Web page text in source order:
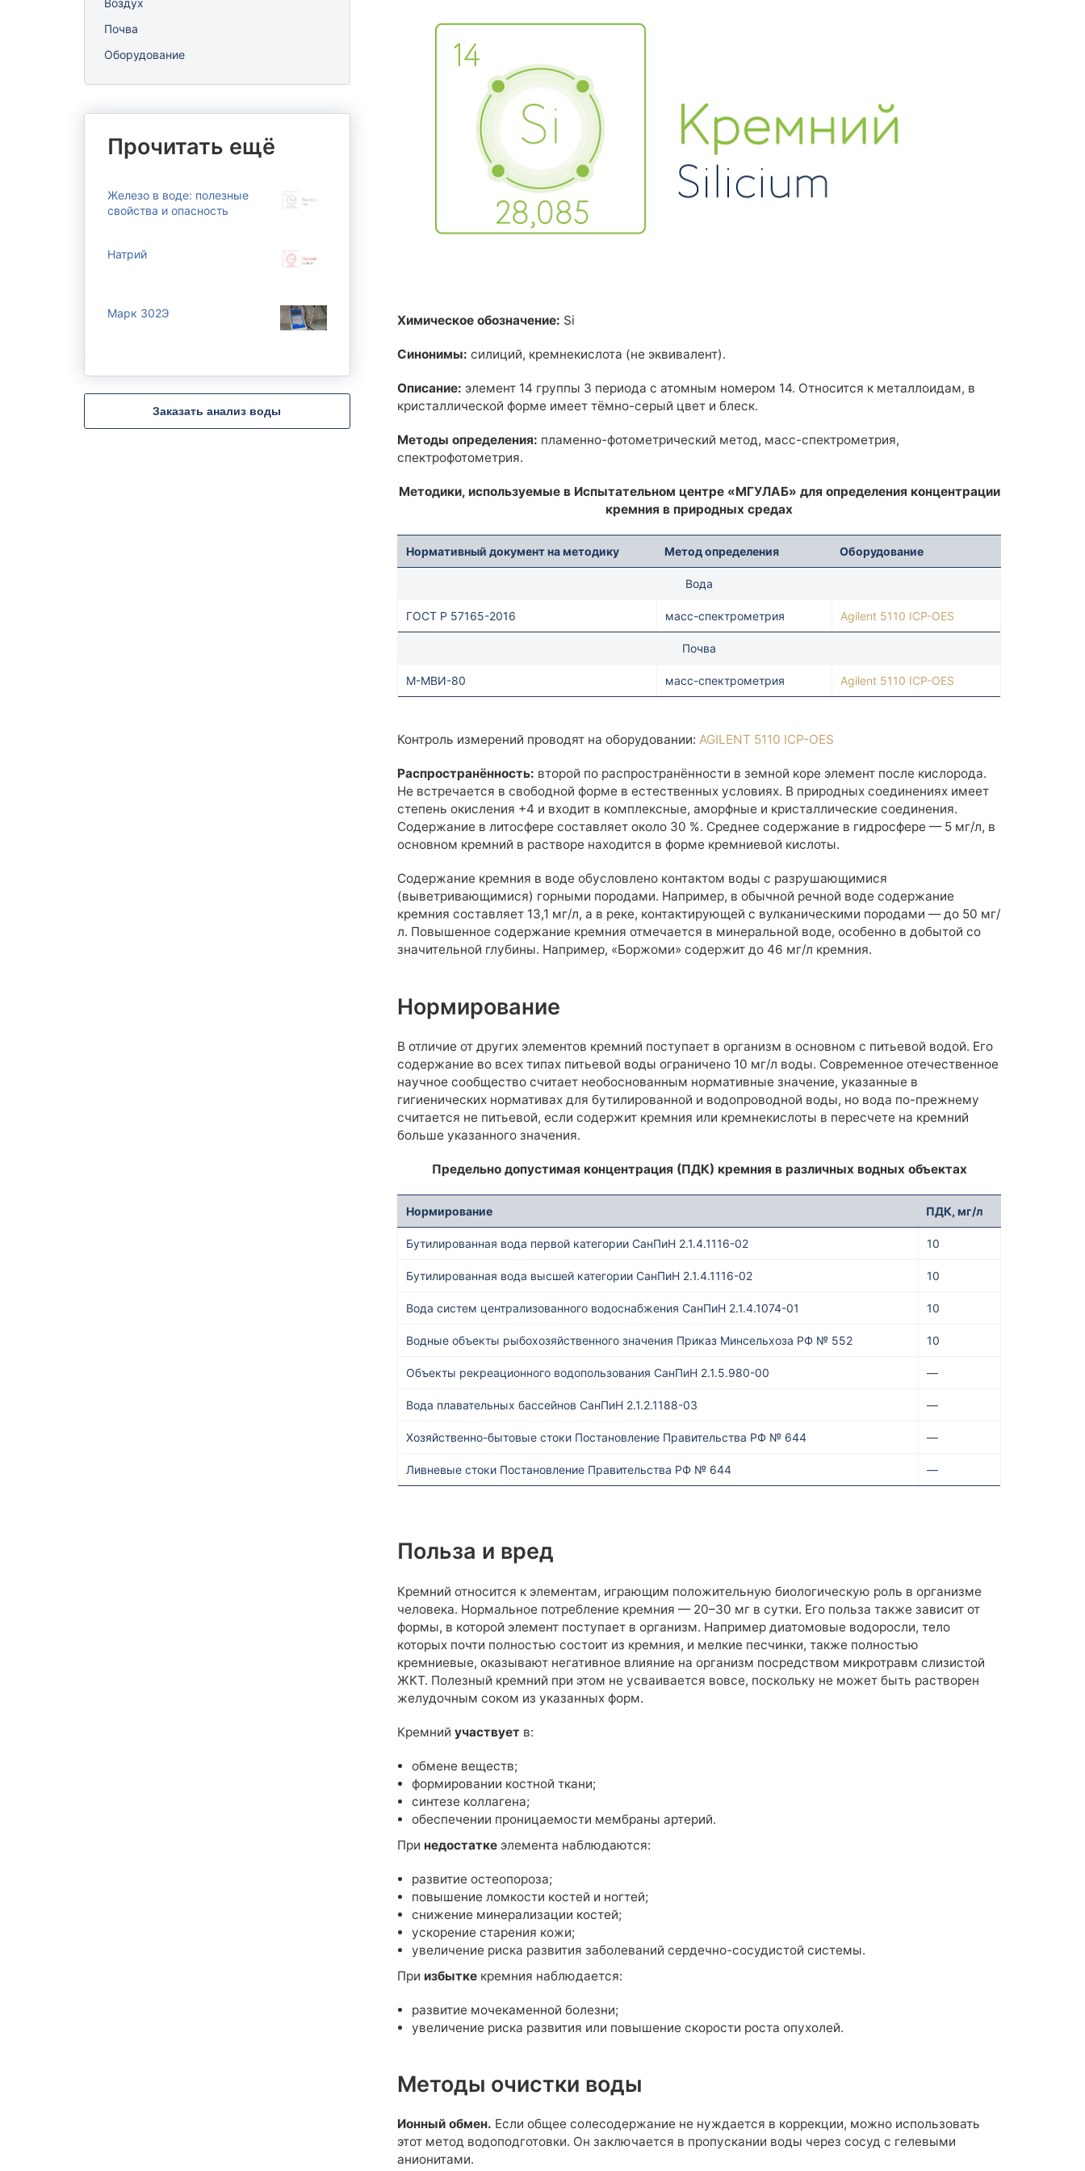
воды
Микробиологический и
природной воды
Элементный состав
Полициклические ароматические
Гранулометрический состав
Анализ жидкой пробы: вода для
Индивидуальный набор показателей
почвы
Анализ удобрений
Комплексные наборы
Тяжелые металлы
Гранулометрический состав
Гуминовые и фульвокислоты
Элементный
Естественные радионуклиды (ЕРН)
Партнёрство
Воздух
Почва
Оборудование
Прочитать ещё
Железо в воде: полезные
свойства и опасность
Натрий
Марк 302Э
Заказать анализ воды
Химическое обозначение: Si
Синонимы: силиций, кремнекислота (не эквивалент).
Описание: элемент 14 группы 3 периода с атомным номером 14. Относится к металлоидам, в
кристаллической форме имеет тёмно-серый цвет и блеск.
Методы определения: пламенно-фотометрический метод, масс-спектрометрия,
спектрофотометрия.
Методики, используемые в Испытательном центре «МГУЛАБ» для определения концентрации
кремния в природных средах
Нормативный документ на методику Метод определения Оборудование
Вода
ГОСТ Р 57165-2016 масс-спектрометрия Agilent 5110 ICP-OES
Почва
М-МВИ-80 масс-спектрометрия Agilent 5110 ICP-OES
Контроль измерений проводят на оборудовании:AGILENT 5110 ICP-OES
Распространённость: второй по распространённости в земной коре элемент после кислорода.
Не встречается в свободной форме в естественных условиях. В природных соединениях имеет
степень окисления +4 и входит в комплексные, аморфные и кристаллические соединения.
Содержание в литосфере составляет около 30 %. Среднее содержание в гидросфере — 5 мг/л, в
основном кремний в растворе находится в форме кремниевой кислоты.
Содержание кремния в воде обусловлено контактом воды с разрушающимися
(выветривающимися) горными породами. Например, в обычной речной воде содержание
кремния составляет 13,1 мг/л, а в реке, контактирующей с вулканическими породами — до 50 мг/
л. Повышенное содержание кремния отмечается в минеральной воде, особенно в добытой со
значительной глубины. Например, «Боржоми» содержит до 46 мг/л кремния.
Нормирование
В отличие от других элементов кремний поступает в организм в основном с питьевой водой. Его
содержание во всех типах питьевой воды ограничено 10 мг/л воды. Современное отечественное
научное сообщество считает необоснованным нормативные значение, указанные в
гигиенических нормативах для бутилированной и водопроводной воды, но вода по-прежнему
считается не питьевой, если содержит кремния или кремнекислоты в пересчете на кремний
больше указанного значения.
Предельно допустимая концентрация (ПДК) кремния в различных водных объектах
Нормирование ПДК, мг/л
Бутилированная вода первой категории СанПиН 2.1.4.1116-02 10
Бутилированная вода высшей категории СанПиН 2.1.4.1116-02 10
Вода систем централизованного водоснабжения СанПиН 2.1.4.1074-01 10
Водные объекты рыбохозяйственного значения Приказ Минсельхоза РФ № 552 10
Объекты рекреационного водопользования СанПиН 2.1.5.980-00 —
Вода плавательных бассейнов СанПиН 2.1.2.1188-03 —
Хозяйственно-бытовые стоки Постановление Правительства РФ № 644 —
Ливневые стоки Постановление Правительства РФ № 644 —
Польза и вред
Кремний относится к элементам, играющим положительную биологическую роль в организме
человека. Нормальное потребление кремния — 20–30 мг в сутки. Его польза также зависит от
формы, в которой элемент поступает в организм. Например диатомовые водоросли, тело
которых почти полностью состоит из кремния, и мелкие песчинки, также полностью
кремниевые, оказывают негативное влияние на организм посредством микротравм слизистой
ЖКТ. Полезный кремний при этом не усваивается вовсе, поскольку не может быть растворен
желудочным соком из указанных форм.
Кремнийучаствует в:
обмене веществ;
формировании костной ткани;
синтезе коллагена;
обеспечении проницаемости мембраны артерий.
При недостатке элемента наблюдаются:
развитие остеопороза;
повышение ломкости костей и ногтей;
снижение минерализации костей;
ускорение старения кожи;
увеличение риска развития заболеваний сердечно-сосудистой системы.
При избытке кремния наблюдается:
развитие мочекаменной болезни;
увеличение риска развития или повышение скорости роста опухолей.
Методы очистки воды
Ионный обмен. Если общее солесодержание не нуждается в коррекции, можно использовать
этот метод водоподготовки. Он заключается в пропускании воды через сосуд с гелевыми
анионитами.